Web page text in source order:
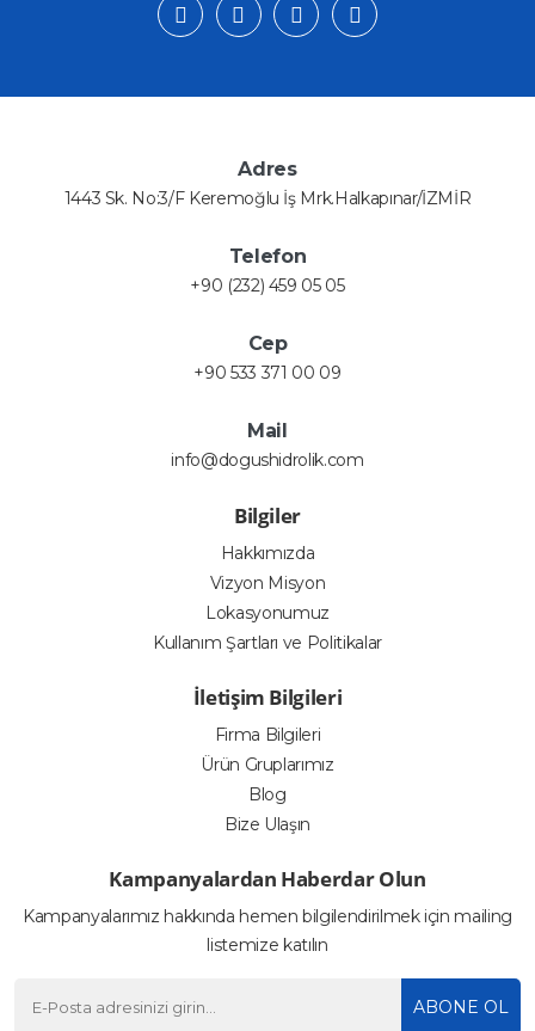
Adres
1443 Sk. No:3/F Keremoğlu İş Mrk.Halkapınar/İZMİR
Telefon
+90 (232) 459 05 05
Cep
+90 533 371 00 09
Mail
info@dogushidrolik.com
Bilgiler
Hakkımızda
Vizyon Misyon
Lokasyonumuz
Kullanım Şartları ve Politikalar
İletişim Bilgileri
Firma Bilgileri
Ürün Gruplarımız
Blog
Bize Ulaşın
Kampanyalardan Haberdar Olun
Kampanyalarımız hakkında hemen bilgilendirilmek için mailing
listemize katılın
ABONE OL